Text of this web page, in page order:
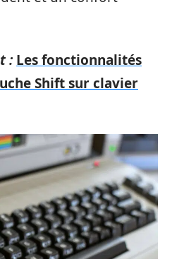
: Les fonctionnalités
Shift sur clavier